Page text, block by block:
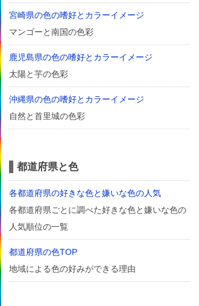
宮崎県の色の嗜好とカラーイメージ
マンゴーと南国の色彩
鹿児島県の色の嗜好とカラーイメージ
太陽と芋の色彩
沖縄県の色の嗜好とカラーイメージ
自然と首里城の色彩
都道府県と色
各都道府県の好きな色と嫌いな色の人気
各都道府県ごとに調べた好きな色と嫌いな色の
人気順位の一覧
都道府県の色TOP
地域による色の好みができる理由